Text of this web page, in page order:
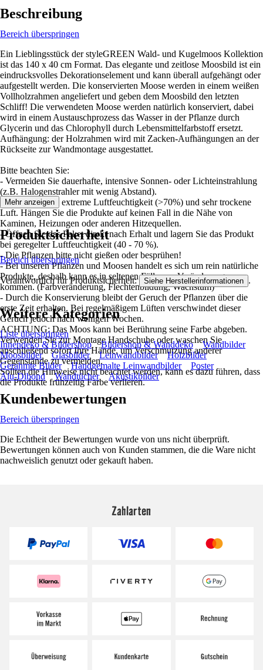
Beschreibung
Bereich überspringen
Ein Lieblingsstück der styleGREEN Wald- und Kugelmoos Kollektion
ist das 140 x 40 cm Format. Das elegante und zeitlose Moosbild ist ein
eindrucksvolles Dekorationselement und kann überall aufgehängt oder
aufgestellt werden. Die konservierten Moose werden in einem weißen
Vollholzrahmen angeliefert und geben dem Moosbild den letzten
Schliff! Die verwendeten Moose werden natürlich konserviert, dabei
wird in einem Austauschprozess das Wasser in der Pflanze durch
Glycerin und das Chlorophyll durch Lebensmittelfarbstoff ersetzt.
Aufhängung: der Holzrahmen wird mit Zacken-Aufhängungen an der
Rückseite zur Wandmontage ausgestattet.
Bitte beachten Sie:
- Vermeiden Sie dauerhafte, intensive Sonnen- oder Lichteinstrahlung
(z.B. Halogenstrahler mit wenig Abstand).
- Vermeiden Sie extreme Luftfeuchtigkeit (>70%) und sehr trockene
Luft. Hängen Sie die Produkte auf keinen Fall in die Nähe von
Kaminen, Heizungen oder anderen Hitzequellen.
- Öffnen Sie das Paket direkt nach Erhalt und lagern Sie das Produkt
bei geregelter Luftfeuchtigkeit (40 - 70 %).
- Die Pflanzen bitte nicht gießen oder besprühen!
- Bei unseren Pflanzen und Moosen handelt es sich um rein natürliche
Produkte, deshalb kann es in seltenen Fällen zu Veränderungen
kommen. (Farbveränderung, Flechtenbildung, Wachstum)
- Durch die Konservierung bleibt der Geruch der Pflanzen über die
erste Zeit erhalten. Bei regelmäßigem Lüften verschwindet dieser
Geruch jedoch nach wenigen Wochen.
ACHTUNG: Das Moos kann bei Berührung seine Farbe abgeben.
Verwenden Sie zur Montage Handschuhe oder waschen Sie
anschließend sofort Ihre Hände, um Verschmutzung anderer
Gegenstände zu vermeiden.
Sollten die Hinweise nicht beachtet werden, kann es dazu führen, dass
die Produkte frühzeitig Farbe verlieren.
Mehr anzeigen
Produktsicherheit
Bereich überspringen
Verantwortlich für Produktsicherheit: Siehe Herstellerinformationen .
Weitere Kategorien
Liste überspringen
Innendeko & Bildershop
Bildershop & Wanddeko
Wandbilder
Moosbilder
Glasbilder Leinwandbilder
Holzbilder
Gerahmte Bilder
Handgemalte Leinwandbilder
Poster
Alu-Dibond
Wandtücher Akustikbilder
Kundenbewertungen
Bereich überspringen
Die Echtheit der Bewertungen wurde von uns nicht überprüft.
Bewertungen können auch von Kunden stammen, die die Ware nicht
nachweislich genutzt oder gekauft haben.
Zahlarten